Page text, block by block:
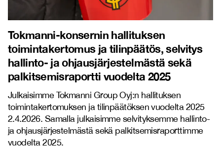
Tokmanni-konsernin hallituksen
toimintakertomus ja tilinpäätös, selvitys
hallinto- ja ohjausjärjestelmästä sekä
palkitsemisraportti vuodelta 2025
Julkaisimme Tokmanni Group Oyj:n hallituksen
toimintakertomuksen ja tilinpäätöksen vuodelta 2025
2.4.2026. Samalla julkaisimme selvityksemme hallinto-
ja ohjausjärjestelmästä sekä palkitsemisraporttimme
vuodelta 2025.